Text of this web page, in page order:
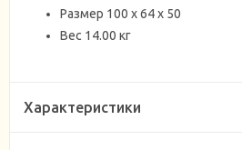
Размер 100 х 64 х 50
Вес 14.00 кг
Характеристики